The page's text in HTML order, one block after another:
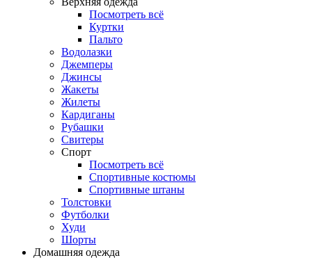
Посмотреть всё
Куртки
Пальто
Водолазки
Джемперы
Джинсы
Жакеты
Жилеты
Кардиганы
Рубашки
Свитеры
Спорт
Посмотреть всё
Спортивные костюмы
Спортивные штаны
Толстовки
Футболки
Худи
Шорты
Домашняя одежда